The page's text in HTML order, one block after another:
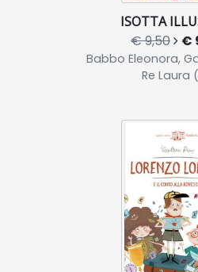
ISOTTA
€ 9,50 €
Babbo Eleonora,
Re Laura